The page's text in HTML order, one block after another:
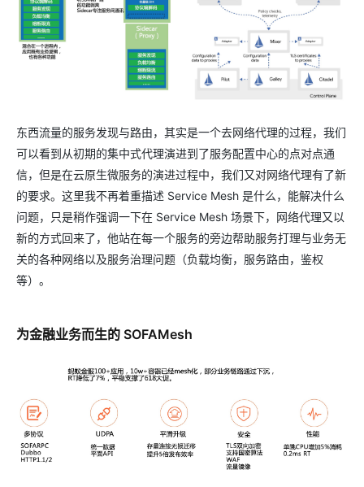
东西流量的服务发现与路由，其实是一个去网络代理的过程，我们
可以看到从初期的集中式代理演进到了服务配置中心的点对点通
信，但是在云原生微服务的演进过程中，我们又对网络代理有了新
的要求。这里我不再着重描述 Service Mesh 是什么，能解决什么
问题，只是稍作强调一下在 Service Mesh 场景下，网络代理又以
新的方式回来了，他站在每一个服务的旁边帮助服务打理与业务无
关的各种网络以及服务治理问题（负载均衡，服务路由，鉴权
等）。
为金融业务而生的 SOFAMesh